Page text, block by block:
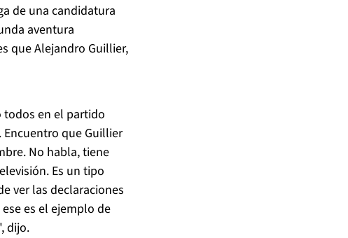
de una candidatura
aventura
que Alejandro Guillier,
todos en el partido
que Guillier
No habla, tiene
Es un tipo
ver las declaraciones
es el ejemplo de
dijo.